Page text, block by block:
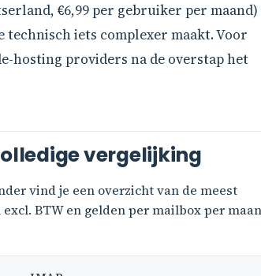
€6,99 per gebruiker per maand)
iets complexer maakt. Voor
hosting providers na de overstap het
vergelijking
vind je een overzicht van de meest
BTW en gelden per mailbox per